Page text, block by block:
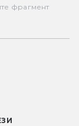
фрагмент